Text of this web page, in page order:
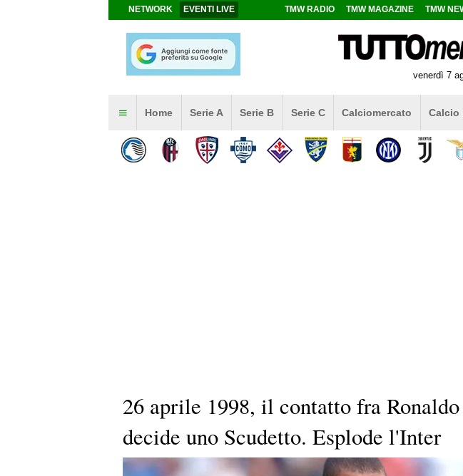
NETWORK EVENTI LIVE TMW RADIO TMW MAGAZINE TMW
venerdì 7
Home Serie A Serie B Serie C Calciomercato Calcio
26 aprile 1998, il contatto fra
decide uno Scudetto. Esplode l'Inter